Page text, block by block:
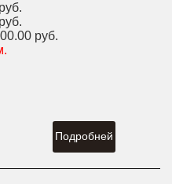
руб.
Подробней